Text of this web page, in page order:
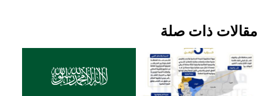
مقالات ذات صلة